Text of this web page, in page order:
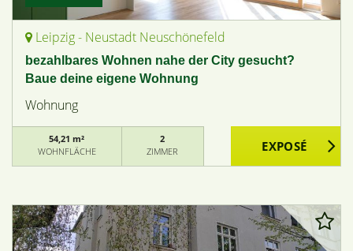
Leipzig - Neustadt Neuschönefeld
bezahlbares Wohnen nahe der City gesucht?
Baue deine eigene Wohnung
Wohnung
54,21 m²
WOHNFLÄCHE
2
ZIMMER